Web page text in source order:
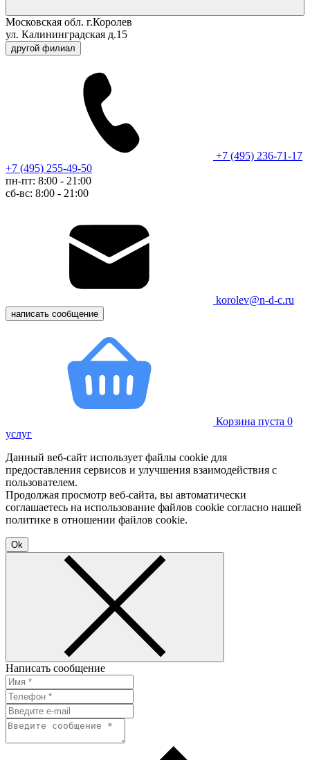
Московская обл. г.Королев
ул. Калининградская д.15
другой филиал
+7 (495) 236-71-17
+7 (495) 255-49-50
пн-пт: 8:00 - 21:00
сб-вс: 8:00 - 21:00
korolev@n-d-c.ru
написать сообщение
Корзина пуста 0
услуг
Данный веб-сайт использует файлы cookie для
предоставления сервисов и улучшения взаимодействия с
пользователем.
Продолжая просмотр веб-сайта, вы автоматически
соглашаетесь на использование файлов cookie согласно нашей
политике в отношении файлов cookie.
Ok
Написать сообщение